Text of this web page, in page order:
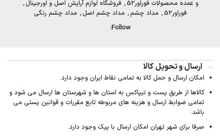
و عمده محصولات فوراور52
, فروشگاه لوازم آرایش اصل و اورجینال ,
فوراور52
, مداد چشم , مداد چشم اصل , مداد چشم رنگی
Follow:
ارسال و تحویل کالا
امکان ارسال و حمل کالا به تمامی نقاط ایران وجود دارد.
کالاها از طریق پست و تیپاکس به استان ها و شهرستان ها ارسال می شود و
تمامی ضوابط ارسال و هزینه های مربوطه تابع مقررات و قوانین پستی می
باشد.
صرفا برای شهر تهران امکان ارسال با پیک وجود دارد.